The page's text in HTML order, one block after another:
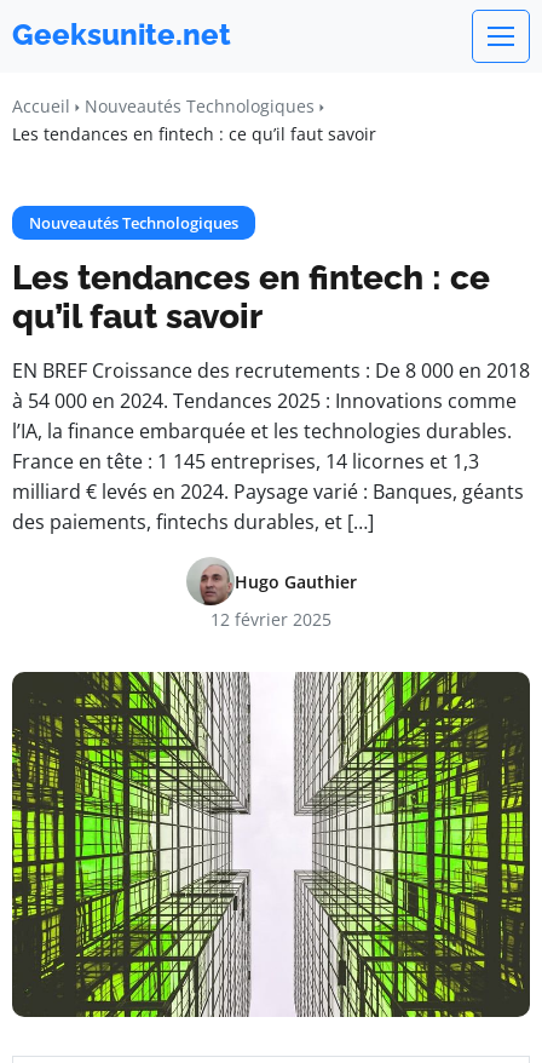
Geeksunite.net
Accueil
Nouveautés Technologiques
Les tendances en fintech : ce qu’il faut savoir
Nouveautés Technologiques
Les tendances en fintech : ce
qu’il faut savoir
EN BREF Croissance des recrutements : De 8 000 en 2018
à 54 000 en 2024. Tendances 2025 : Innovations comme
l’IA, la finance embarquée et les technologies durables.
France en tête : 1 145 entreprises, 14 licornes et 1,3
milliard € levés en 2024. Paysage varié : Banques, géants
des paiements, fintechs durables, et […]
Hugo Gauthier
12 février 2025